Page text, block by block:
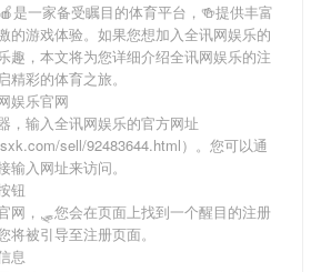
🍎是一家备受瞩目的体育平台，🍻提供丰富
的游戏体验。如果您想加入全讯网娱乐的
趣，本文将为您详细介绍全讯网娱乐的注
精彩的体育之旅。
娱乐官网
，输入全讯网娱乐的官方网址
sell/92483644.html）。您可以通
入网址来访问。
钮
网，🛷您会在页面上找到一个醒目的注册
被引导至注册页面。
息